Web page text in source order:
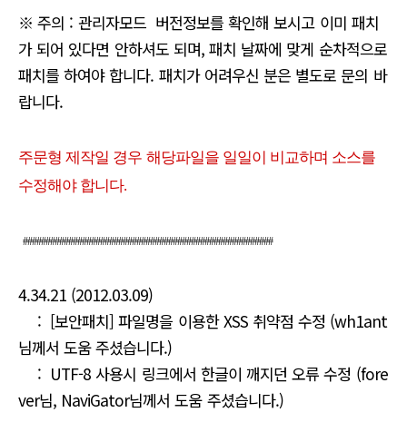
※ 주의 : 관리자모드 버전정보를 확인해 보시고 이미 패치
가 되어 있다면 안하셔도 되며, 패치 날짜에 맞게 순차적으로
패치를 하여야 합니다. 패치가 어려우신 분은 별도로 문의 바
랍니다.
주문형 제작일 경우 해당파일을 일일이 비교하며 소스를
수정해야 합니다.
#######################################################
4.34.21 (2012.03.09)
: [보안패치] 파일명을 이용한 XSS 취약점 수정 (wh1ant
님께서 도움 주셨습니다.)
: UTF-8 사용시 링크에서 한글이 깨지던 오류 수정 (fore
ver님, NaviGator님께서 도움 주셨습니다.)